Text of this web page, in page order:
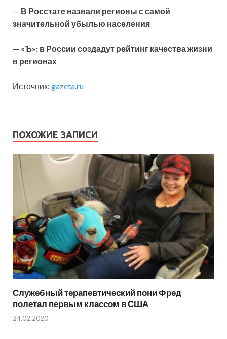
— В Росстате назвали регионы с самой
значительной убылью населения
— «Ъ»: в России создадут рейтинг качества жизни
в регионах
Источник: gazeta.ru
ПОХОЖИЕ ЗАПИСИ
Служебный терапевтический пони Фред
полетал первым классом в США
24.02.2020